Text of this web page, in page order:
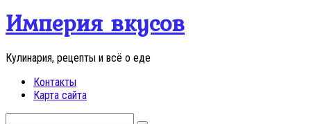
Перейти
контенту
Империя вкусов
Кулинария, рецепты и всё о еде
Контакты
Карта сайта